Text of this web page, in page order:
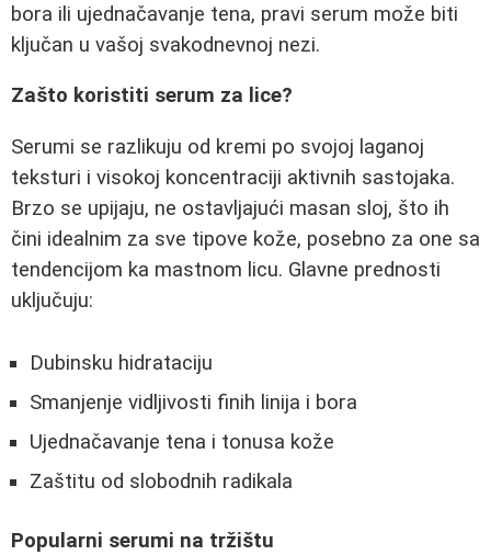
bora ili ujednačavanje tena, pravi serum može biti
ključan u vašoj svakodnevnoj nezi.
Zašto koristiti serum za lice?
Serumi se razlikuju od kremi po svojoj laganoj
teksturi i visokoj koncentraciji aktivnih sastojaka.
Brzo se upijaju, ne ostavljajući masan sloj, što ih
čini idealnim za sve tipove kože, posebno za one sa
tendencijom ka mastnom licu. Glavne prednosti
uključuju:
Dubinsku hidrataciju
Smanjenje vidljivosti finih linija i bora
Ujednačavanje tena i tonusa kože
Zaštitu od slobodnih radikala
Popularni serumi na tržištu